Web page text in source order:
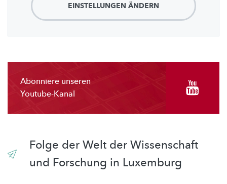
EINSTELLUNGEN ÄNDERN
Abonniere unseren
Youtube-Kanal
Folge der Welt der Wissenschaft
und Forschung in Luxemburg